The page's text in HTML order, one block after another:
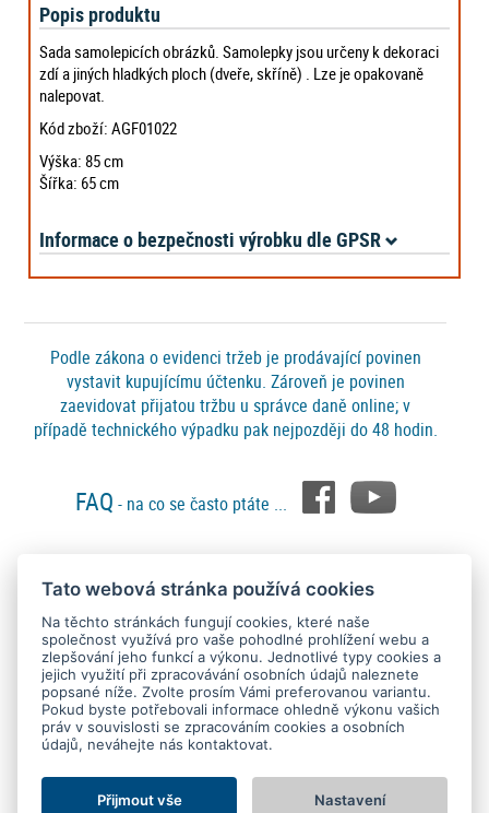
Popis produktu
Sada samolepicích obrázků. Samolepky jsou určeny k dekoraci
zdí a jiných hladkých ploch (dveře, skříně) . Lze je opakovaně
nalepovat.
Kód zboží: AGF01022
Výška: 85 cm
Šířka: 65 cm
Informace o bezpečnosti výrobku dle GPSR
Podle zákona o evidenci tržeb je prodávající povinen
vystavit kupujícímu účtenku. Zároveň je povinen
zaevidovat přijatou tržbu u správce daně online; v
případě technického výpadku pak nejpozději do 48 hodin.
FAQ - na co se často ptáte ...
Platební metody
Copyright © 2015 - 2026SEO kvalitně
Kontakt
Ochrana osobních údajů O nás
Obchodní podmínky
Nastavení Cookies
Tato webová stránka používá cookies
Na těchto stránkách fungují cookies, které naše
společnost využívá pro vaše pohodlné prohlížení webu a
zlepšování jeho funkcí a výkonu. Jednotlivé typy cookies a
jejich využití při zpracovávání osobních údajů naleznete
popsané níže. Zvolte prosím Vámi preferovanou variantu.
Pokud byste potřebovali informace ohledně výkonu vašich
práv v souvislosti se zpracováním cookies a osobních
údajů, neváhejte nás kontaktovat.
Přijmout vše Nastavení